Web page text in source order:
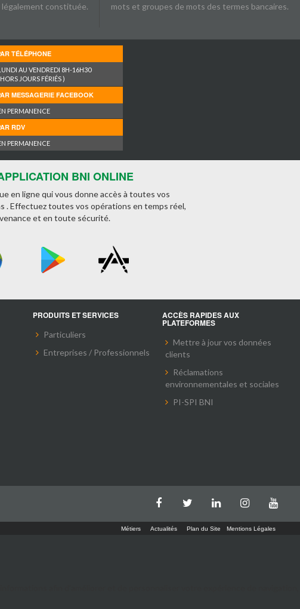
constituée.
mots et groupes de mots des termes bancaires.
TÉLÉPHONE
AU VENDREDI 8H-16H30
JOURS FÉRIÉS )
MESSAGERIE FACEBOOK
PERMANENCE
RDV
PERMANENCE
BNI ONLINE
en ligne qui vous donne accès à toutes vos
. Effectuez toutes vos opérations en temps réel,
et en toute sécurité.
PRODUITS ET SERVICES
Particuliers
Entreprises / Professionnels
ACCÈS RAPIDES AUX
PLATEFORMES
Mettre à jour vos données
clients
Réclamations
environnementales et sociales
PI-SPI BNI
Métiers Actualités Plan du Site Mentions Légales